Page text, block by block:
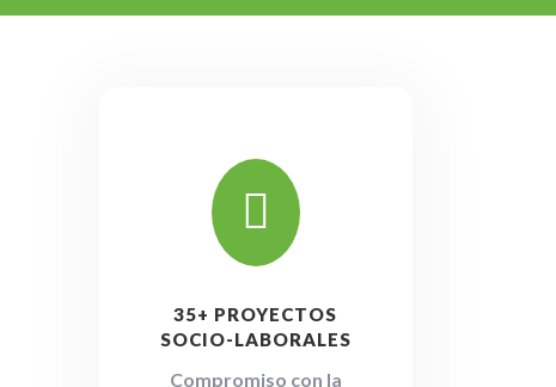

35+ PROYECTOS
SOCIO-LABORALES
Compromiso con la